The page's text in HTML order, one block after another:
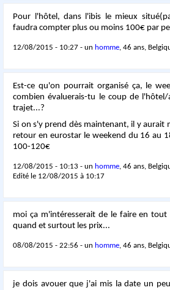
Pour l'hôtel, dans l'ibis le mieux
faudra compter plus ou moins 100€ par
12/08/2015 - 10:27 - un homme, 46 ans,
Est-ce qu'on pourrait organisé ça, le
combien évaluerais-tu le coup de l'hôtel/
trajet...?
Si on s'y prend dès maintenant, il y aurait
retour en eurostar le weekend du 16 au
100-120€
12/08/2015 - 10:13 - un homme, 46 ans,
Edité le 12/08/2015 à 10:17
moi ça m'intéresserait de le faire en tout
quand et surtout les prix...
08/08/2015 - 22:56 - un homme, 46 ans,
je dois avouer que j'ai mis la date un